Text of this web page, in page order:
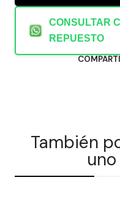
CONSULTAR
REPUESTO
También